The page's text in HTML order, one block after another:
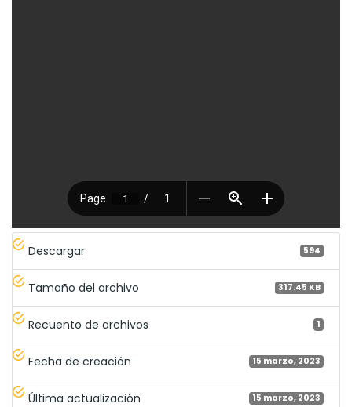
Descargar 594
Tamaño del archivo 317.45 KB
Recuento de archivos 1
Fecha de creación 15 marzo, 2023
Última actualización 15 marzo, 2023